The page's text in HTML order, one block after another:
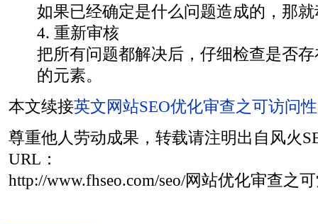
如果已经确定是什么问题造成的，那
4. 重新审核
把所有问题都解决后，仔细检查是否
的元素。
本文续接英文网站SEO优化审查之可访问性
尊重他人劳动成果，转载请注明出自风火
URL：
http://www.fhseo.com/seo/网站优化审查之